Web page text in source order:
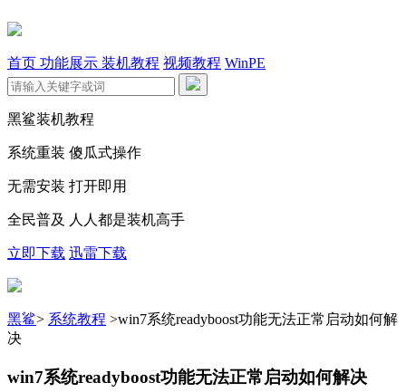
首页 功能展示 装机教程 视频教程 WinPE
黑鲨装机教程
系统重装 傻瓜式操作
无需安装 打开即用
全民普及 人人都是装机高手
立即下载 迅雷下载
黑鲨> 系统教程 >win7系统readyboost功能无法正常启动如何解
决
win7系统readyboost功能无法正常启动如何解决